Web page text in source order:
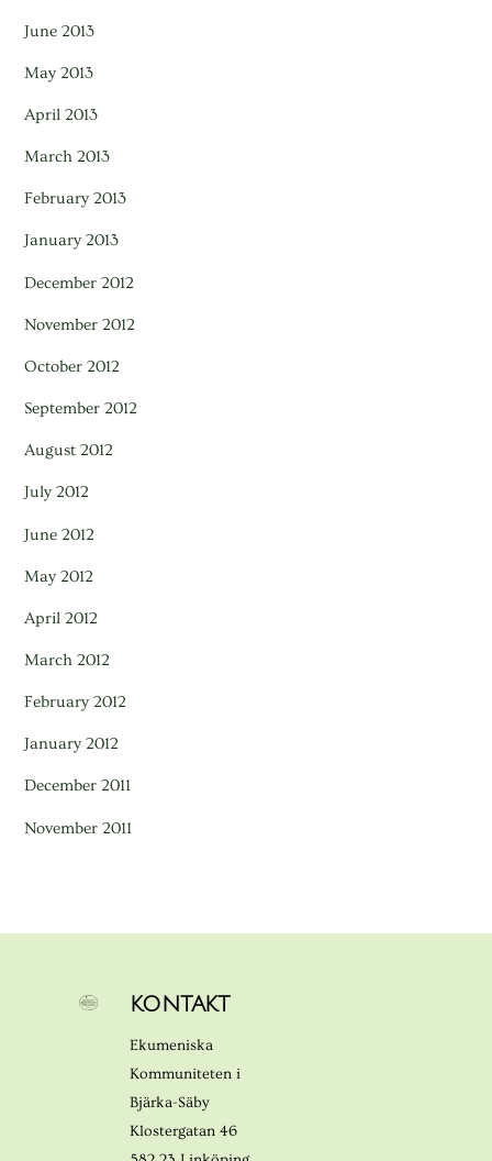
June 2013
May 2013
April 2013
March 2013
February 2013
January 2013
December 2012
November 2012
October 2012
September 2012
August 2012
July 2012
June 2012
May 2012
April 2012
March 2012
February 2012
January 2012
December 2011
November 2011
KONTAKT
Ekumeniska
Kommuniteten i
Bjärka-Säby
Klostergatan 46